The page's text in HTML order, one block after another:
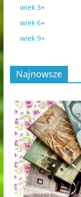
wiek 3+
wiek 6+
wiek 9+
Najnowsze